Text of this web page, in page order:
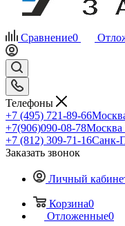
Сравнение0
Телефоны
+7 (495) 721-89-66
+7(906)090-08-78Москва
+7 (812) 309-71-16Санк-
Заказать звонок
Личный
Корзина0
Отложенные0